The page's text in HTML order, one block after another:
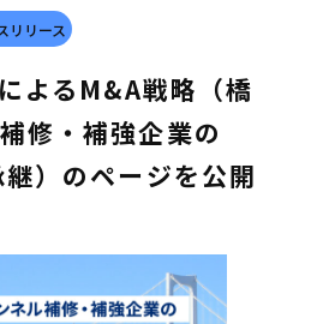
リリース
よるM&A戦略（橋
修・補強企業の
）のページを公開